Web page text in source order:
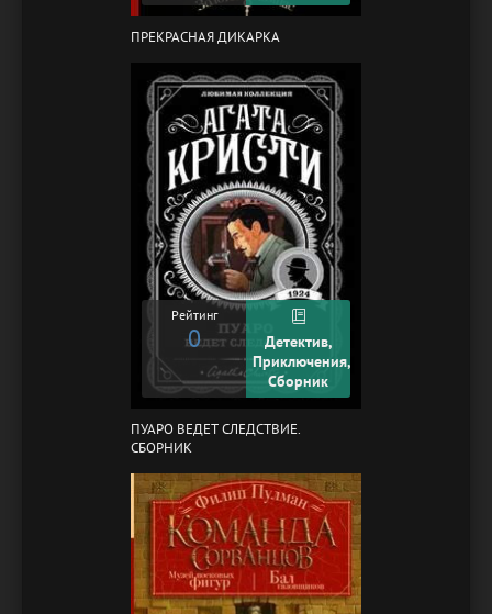
ПРЕКРАСНАЯ ДИКАРКА
Рейтинг
0
Детектив,
Приключения,
Сборник
ПУАРО ВЕДЕТ СЛЕДСТВИЕ.
СБОРНИК